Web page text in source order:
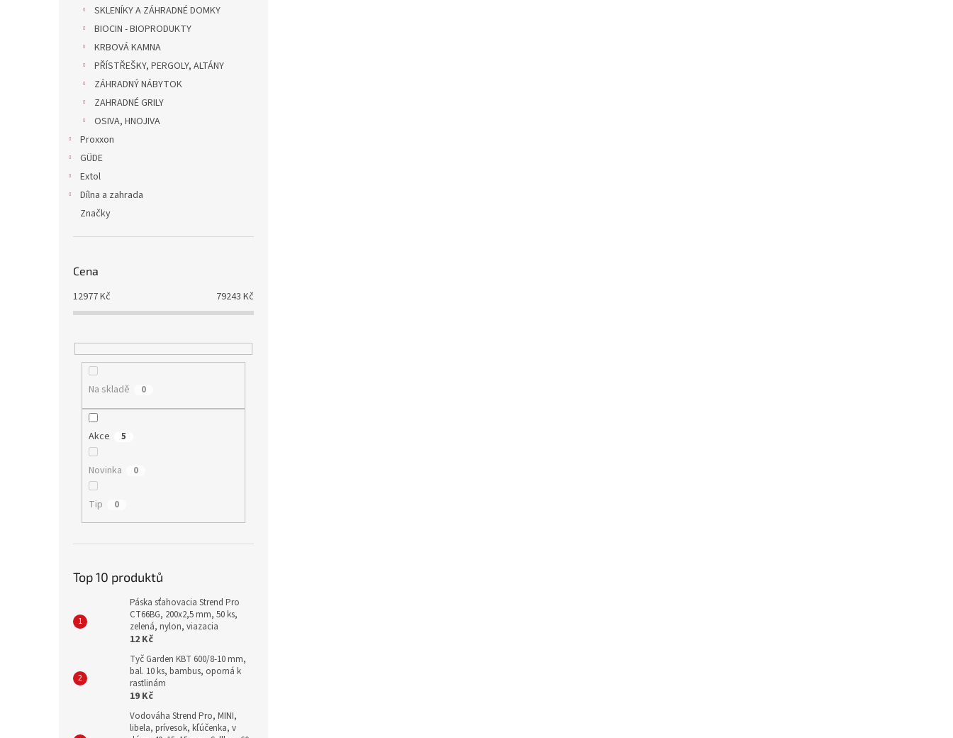
SKLENÍKY A ZÁHRADNÉ DOMKY
BIOCIN - BIOPRODUKTY
KRBOVÁ KAMNA
PŘÍSTŘEŠKY, PERGOLY, ALTÁNY
ZÁHRADNÝ NÁBYTOK
ZAHRADNÉ GRILY
OSIVA, HNOJIVA
Proxxon
GÜDE
Extol
Dílna a zahrada
Značky
Cena
12977Kč 79243 Kč
Na skladě 0
Akce 5
Novinka 0
Tip 0
Top 10 produktů
Páska sťahovacia Strend Pro
CT66BG, 200x2,5 mm, 50 ks,
zelená, nylon, viazacia
12 Kč
Tyč Garden KBT 600/8-10 mm,
bal. 10 ks, bambus, oporná k
rastlinám
19 Kč
Vodováha Strend Pro, MINI,
libela, prívesok, kľúčenka, v